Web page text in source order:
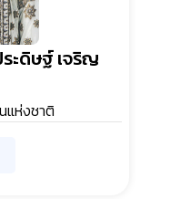
ะดิษฐ์ เจริญ
แห่งชาติ